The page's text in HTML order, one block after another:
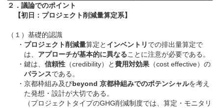
２．議論でのポイント
【初日：プロジェクト削減量算定系】
（１）基礎的認識
・ プロジェクト削減量算定と インベントリ での排出量算定で
は、 アプローチが基本的に異なることに注意が必要である。
・ 鍵は、 信頼性 （credibility）と費用対効果 （cost effective）の
バランスである。
・ 京都枠組み及びbeyond 京都枠組みでのポテンシャルを考え
た発想・設計が大切である。
（プロジェクトタイプのGHG削減制度では、算定・モニタリ